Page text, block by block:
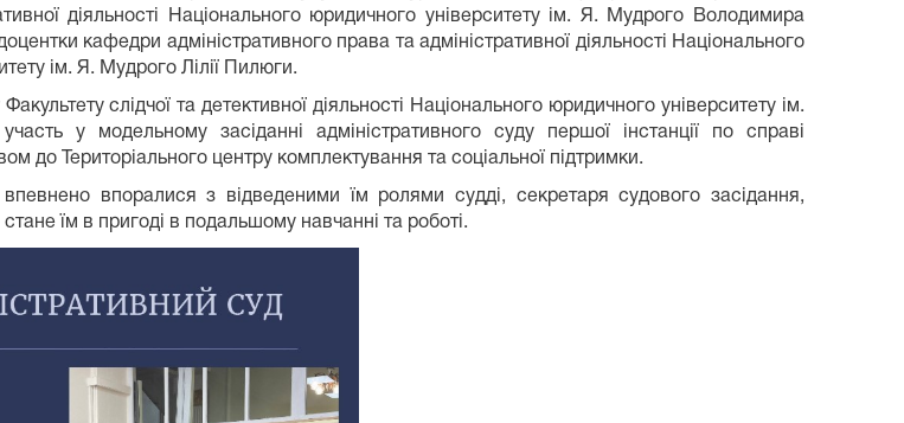
діяльності Національного юридичного університету ім. Я. Мудрого Володимира
кафедри адміністративного права та адміністративної діяльності Національного
ім. Я. Мудрого Лілії Пилюги.
слідчої та детективної діяльності Національного юридичного університету ім.
у модельному засіданні адміністративного суду першої інстанції по справі
до Територіального центру комплектування та соціальної підтримки.
впоралися з відведеними їм ролями судді, секретаря судового засідання,
їм в пригоді в подальшому навчанні та роботі.